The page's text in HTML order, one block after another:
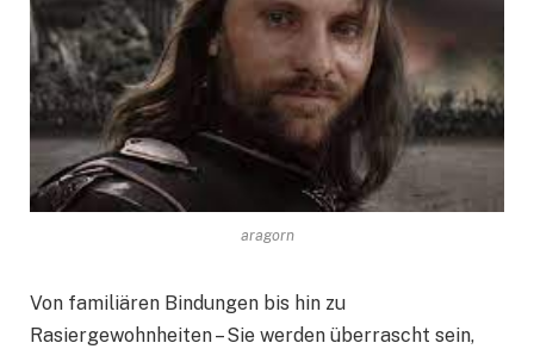
aragorn
Von familiären Bindungen bis hin zu
Rasiergewohnheiten – Sie werden überrascht sein,